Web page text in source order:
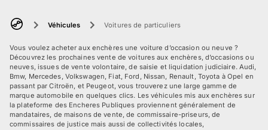
Véhicules Voitures de particuliers
Vous voulez acheter aux enchères une voiture d’occasion ou neuve ?
Découvrez les prochaines vente de voitures aux enchères, d’occasions ou
neuves, issues de vente volontaire, de saisie et liquidation judiciaire. Audi,
Bmw, Mercedes, Volkswagen, Fiat, Ford, Nissan, Renault, Toyota à Opel en
passant par Citroën, et Peugeot, vous trouverez une large gamme de
marque automobile en quelques clics. Les véhicules mis aux enchères sur
la plateforme des Encheres Publiques proviennent généralement de
mandataires, de maisons de vente, de commissaire-priseurs, de
commissaires de justice mais aussi de collectivités locales,